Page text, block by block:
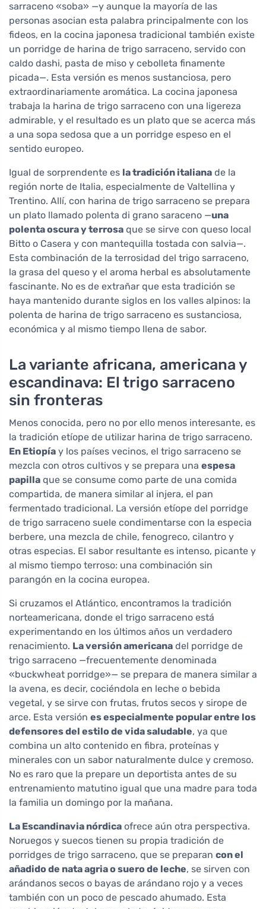
sarraceno «soba» —y aunque la mayoría de las
personas asocian esta palabra principalmente con los
fideos, en la cocina japonesa tradicional también existe
un porridge de harina de trigo sarraceno, servido con
caldo dashi, pasta de miso y cebolleta finamente
picada—. Esta versión es menos sustanciosa, pero
extraordinariamente aromática. La cocina japonesa
trabaja la harina de trigo sarraceno con una ligereza
admirable, y el resultado es un plato que se acerca más
a una sopa sedosa que a un porridge espeso en el
sentido europeo.
Igual de sorprendente es la tradición italiana de la
región norte de Italia, especialmente de Valtellina y
Trentino. Allí, con harina de trigo sarraceno se prepara
un plato llamado polenta di grano saraceno —una
polenta oscura y terrosa que se sirve con queso local
Bitto o Casera y con mantequilla tostada con salvia—.
Esta combinación de la terrosidad del trigo sarraceno,
la grasa del queso y el aroma herbal es absolutamente
fascinante. No es de extrañar que esta tradición se
haya mantenido durante siglos en los valles alpinos: la
polenta de harina de trigo sarraceno es sustanciosa,
económica y al mismo tiempo llena de sabor.
La variante africana, americana y
escandinava: El trigo sarraceno
sin fronteras
Menos conocida, pero no por ello menos interesante, es
la tradición etíope de utilizar harina de trigo sarraceno.
En Etiopía y los países vecinos, el trigo sarraceno se
mezcla con otros cultivos y se prepara una espesa
papilla que se consume como parte de una comida
compartida, de manera similar al injera, el pan
fermentado tradicional. La versión etíope del porridge
de trigo sarraceno suele condimentarse con la especia
berbere, una mezcla de chile, fenogreco, cilantro y
otras especias. El sabor resultante es intenso, picante y
al mismo tiempo terroso: una combinación sin
parangón en la cocina europea.
Si cruzamos el Atlántico, encontramos la tradición
norteamericana, donde el trigo sarraceno está
experimentando en los últimos años un verdadero
renacimiento. La versión americana del porridge de
trigo sarraceno —frecuentemente denominada
«buckwheat porridge»— se prepara de manera similar a
la avena, es decir, cociéndola en leche o bebida
vegetal, y se sirve con frutas, frutos secos y sirope de
arce. Esta versión es especialmente popular entre los
defensores del estilo de vida saludable, ya que
combina un alto contenido en fibra, proteínas y
minerales con un sabor naturalmente dulce y cremoso.
No es raro que la prepare un deportista antes de su
entrenamiento matutino igual que una madre para toda
la familia un domingo por la mañana.
La Escandinavia nórdica ofrece aún otra perspectiva.
Noruegos y suecos tienen su propia tradición de
porridges de trigo sarraceno, que se preparan con el
añadido de nata agria o suero de leche, se sirven con
arándanos secos o bayas de arándano rojo y a veces
también con un poco de pescado ahumado. Esta